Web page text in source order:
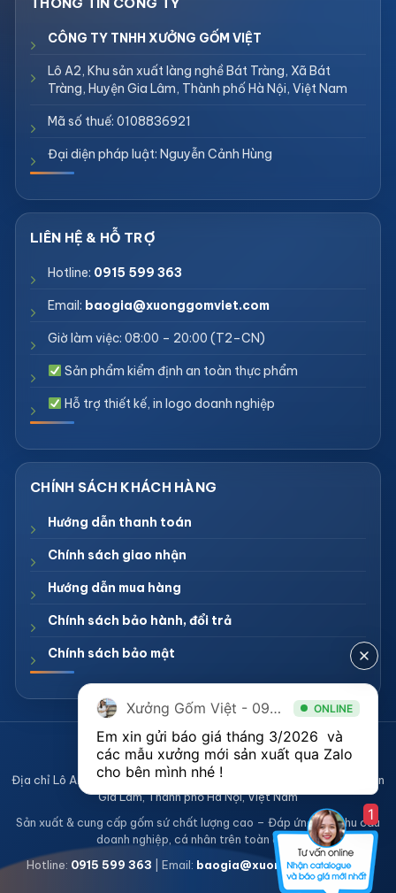
CÔNG TY TNHH XƯỞNG GỐM VIỆT
Lô A2, Khu sản xuất làng nghề Bát Tràng, Xã Bát
Tràng, Huyện Gia Lâm, Thành phố Hà Nội, Việt Nam
Mã số thuế: 0108836921
Đại diện pháp luật: Nguyễn Cảnh Hùng
Hotline: 0915 599 363
Email: baogia@xuonggomviet.com
Giờ làm việc: 08:00 – 20:00 (T2–CN)
Sản phẩm kiểm định an toàn thực phẩm
Hỗ trợ thiết kế, in logo doanh nghiệp
Hướng dẫn thanh toán
Chính sách giao nhận
Hướng dẫn mua hàng
Chính sách bảo hành, đổi trả
Chính sách bảo mật
CÔNG TY TNHH XƯỞNG GỐM VIỆT
Mã số thuế 0108836921
Địa chỉ Lô A2, Khu sản xuất làng nghề Bát Tràng, Xã Bát Tràng, Huyện
Gia Lâm, Thành phố Hà Nội, Việt Nam
Sản xuất & cung cấp gốm sứ chất lượng cao – Đáp ứng mọi nhu cầu
doanh nghiệp, cá nhân trên toàn quốc
Hotline: 0915 599 363 | Email: baogia@xuonggomviet.com
Xưởng Gốm Việt - 094.1900.823 ONLINE
Em xin gửi báo giá tháng 3/2026  và
các mẫu xưởng mới sản xuất qua Zalo
cho bên mình nhé !
1